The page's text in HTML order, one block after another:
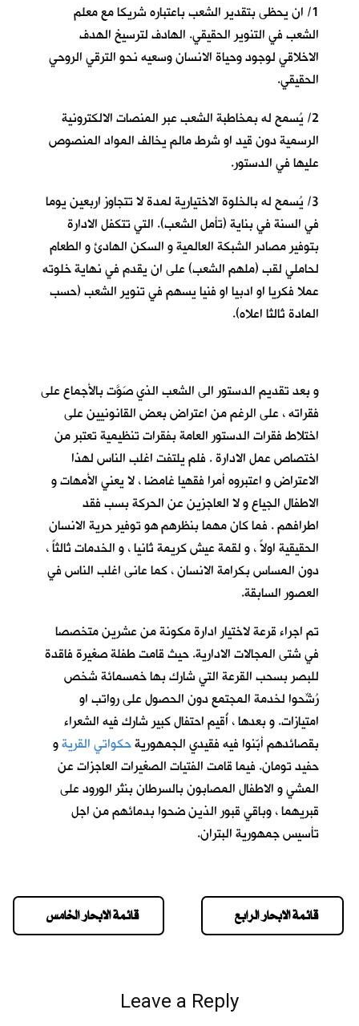
1/ ان يحظى بتقدير الشعب باعتباره شريكا مع معلم
الشعب في التنوير الحقيقي. الهادف لترسيخ الهدف
الاخلاقي لوجود وحياة الانسان وسعيه نحو الترقي الروحي
الحقيقي.
2/ يُسمح له بمخاطبة الشعب عبر المنصات الالكترونية
الرسمية دون قيد او شرط مالم يخالف المواد المنصوص
عليها في الدستور.
3/ يُسمح له بالخلوة الاختيارية لمدة لا تتجاوز اربعين يوما
في السنة في بناية (تأمل الشعب). التي تتكفل الادارة
بتوفير مصادر الشبكة العالمية و السكن الهادئ و الطعام
لحاملي لقب (ملهم الشعب) على ان يقدم في نهاية خلوته
عملا فكريا او ادبيا او فنيا يسهم في تنوير الشعب (حسب
المادة ثالثا اعلاه).
و بعد تقديم الدستور الى الشعب الذي صَوَّت بالأجماع على
فقراته ، على الرغم من اعتراض بعض القانونيين على
اختلاط فقرات الدستور العامة بفقرات تنظيمية تعتبر من
اختصاص عمل الادارة . فلم يلتفت اغلب الناس لهذا
الاعتراض و اعتبروه أمرا فقهيا غامضا ، لا يعني الأمهات و
الاطفال الجياع و لا العاجزين عن الحركة بسب فقد
اطرافهم . فما كان مهما بنظرهم هو توفير حرية الانسان
الحقيقية اولاً ، و لقمة عيش كريمة ثانيا ، و الخدمات ثالثاً ،
دون المساس بكرامة الانسان ، كما عانى اغلب الناس في
العصور السابقة.
تم اجراء قرعة لاختيار ادارة مكونة من عشرين متخصصا
في شتى المجالات الادارية. حيث قامت طفلة صغيرة فاقدة
للبصر بسحب القرعة التي شارك بها خمسمائة شخص
رُشِّحوا لخدمة المجتمع دون الحصول على رواتب او
امتيازات. و بعدها ، أُقيم احتفال كبير شارك فيه الشعراء
بقصائدهم أبّنوا فيه فقيدي الجمهوريةحكواتي القريةو
حفيد تومان. فيما قامت الفتيات الصغيرات العاجزات عن
المشي و الاطفال المصابون بالسرطان بنثر الورود على
قبريهما ، وباقي قبور الذين ضحوا بدمائهم من اجل
تأسيس جمهورية البتران.
قائمة الابحار الخامس قائمة الابحار الرابع
Leave a Reply